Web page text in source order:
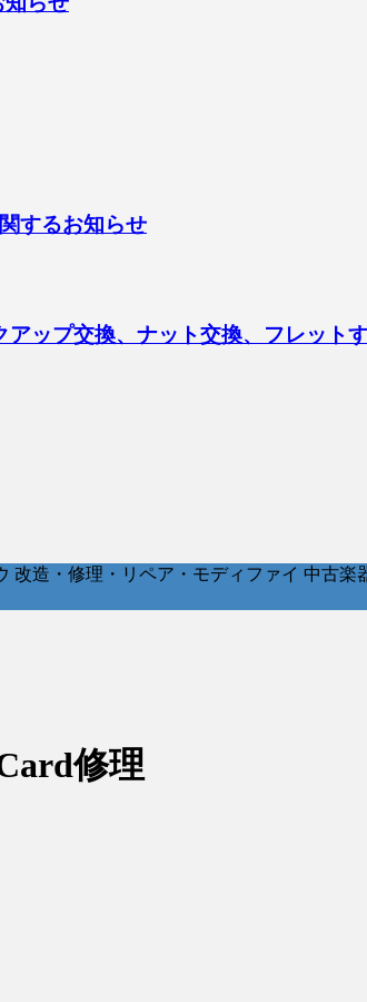
するお知らせ
アップ交換、ナット交換、フレット
造・修理・リペア・モディファイ 中古
修理